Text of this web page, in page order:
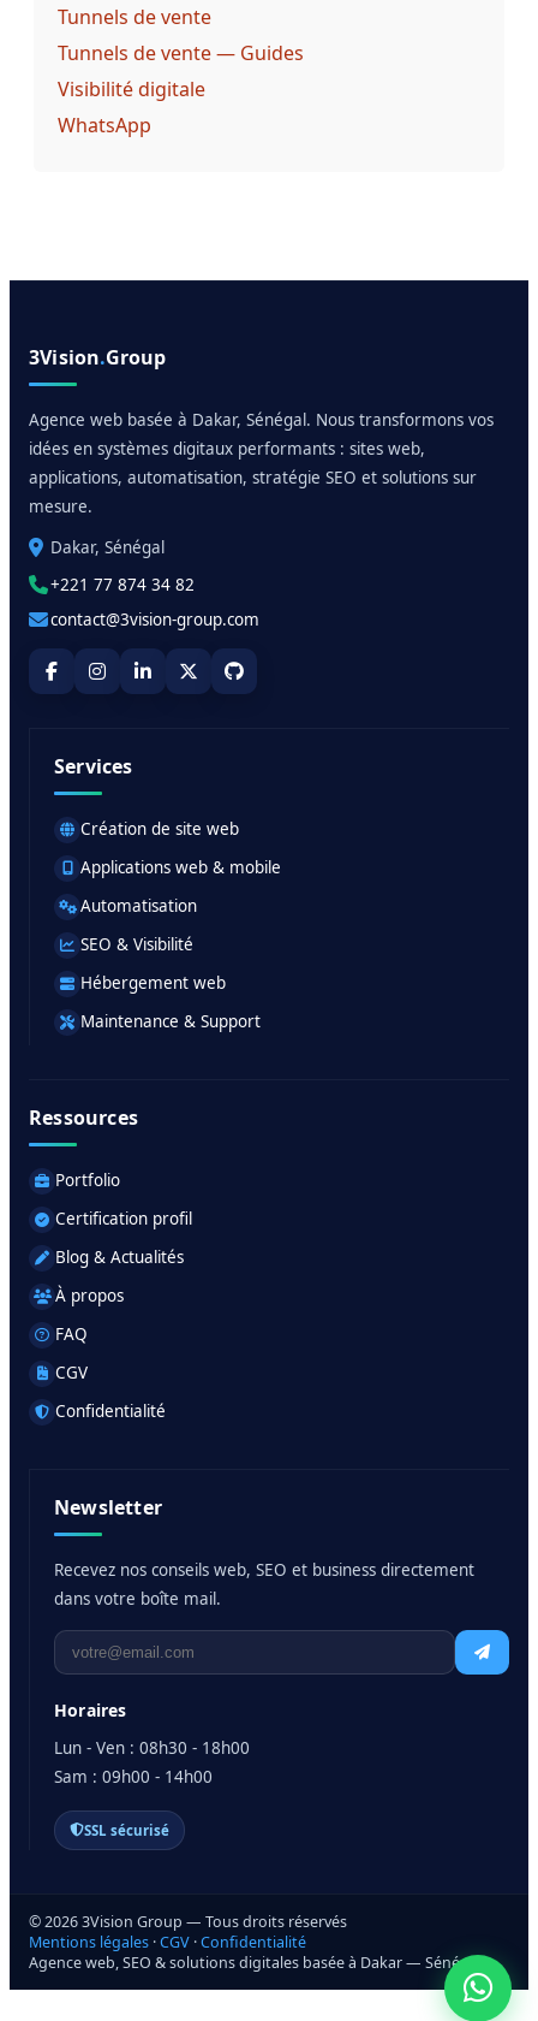
Tunnels de vente
Tunnels de vente — Guides
Visibilité digitale
WhatsApp
3Vision.Group
Agence web basée à Dakar, Sénégal. Nous transformons vos
idées en systèmes digitaux performants : sites web,
applications, automatisation, stratégie SEO et solutions sur
mesure.
Dakar, Sénégal
+221 77 874 34 82
contact@3vision-group.com
Services
Création de site web
Applications web & mobile
Automatisation
SEO & Visibilité
Hébergement web
Maintenance & Support
Ressources
Portfolio
Certification profil
Blog & Actualités
À propos
FAQ
CGV
Confidentialité
Newsletter
Recevez nos conseils web, SEO et business directement
dans votre boîte mail.
Horaires
Lun - Ven : 08h30 - 18h00
Sam : 09h00 - 14h00
SSL sécurisé
© 2026 3Vision Group — Tous droits réservés
Mentions légales ·CGV ·Confidentialité
Agence web, SEO & solutions digitales basée à Dakar — Sénégal